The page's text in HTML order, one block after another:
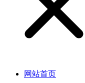
网站首页